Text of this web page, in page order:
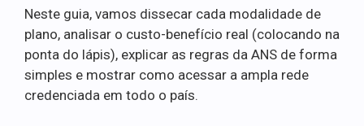
Neste guia, vamos dissecar cada modalidade de
plano, analisar o custo-benefício real (colocando na
ponta do lápis), explicar as regras da ANS de forma
simples e mostrar como acessar a ampla rede
credenciada em todo o país.